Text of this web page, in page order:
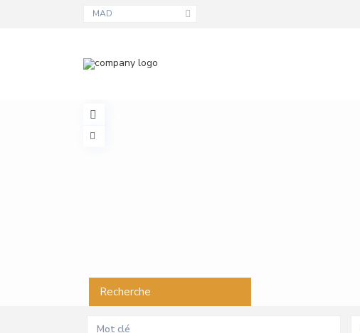
MAD
Recherche